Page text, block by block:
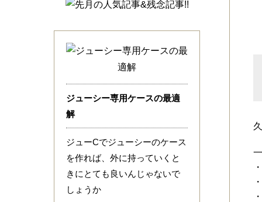
ジューシー専用ケースの最適
解
ジューCでジューシーのケース
を作れば、外に持っていくと
きにとても良いんじゃないで
しょうか